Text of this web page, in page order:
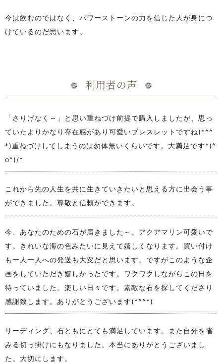
今は飲むのではなく、パワーストーンの力を信じた人が身につ
けているのだ思います。
利用者の声
「さりげなく～」と思い重ねづけ前提で購入しましたが、思っ
ていたよりかなり存在感があり可愛いブレスレットですね(*^^
*)重ねづけしてしまうのは勿体無いくらいです。大満足です*(^
o^)/*
これから先の人生を共に生きていきたいと思える方に出会う事
ができました。尊敬と信頼ができます。
今、あなたのための石が届きました～。アクアマリン可愛いで
す。きれいな海の色みたいに見えて嬉しくなります。買い付け
も一人一人への発送も大変だと思います。ですがこのような企
画をしていただき嬉しかったです。ワクワクしながらこの日を
待っていました。楽しい日々です。素敵な石を探してくださり
感謝致します。ありがとうございます(*^^*)
リーディング、石ともにとても満足しています。また自分を省
みる切っ掛けにもなりました。本当にありがとうございまし
た。大切にします。